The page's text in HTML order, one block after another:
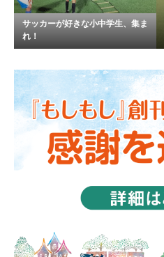
サッカーが好きな小中学生、集ま
れ！